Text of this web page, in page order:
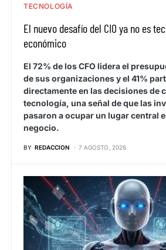
TECNOLOGÍA
El nuevo desafío del CIO ya no es
económico
El 72% de los CFO lidera el
de sus organizaciones y el 41%
directamente en las decisiones de
tecnología, una señal de que las
pasaron a ocupar un lugar central
negocio.
BY REDACCION 7 AGOSTO, 2026